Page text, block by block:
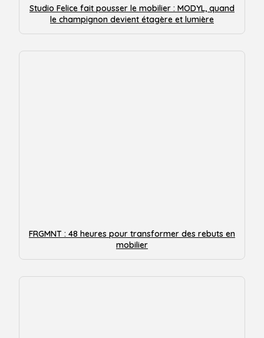
Studio Felice fait pousser le mobilier : MODYL, quand
le champignon devient étagère et lumière
FRGMNT : 48 heures pour transformer des rebuts en
mobilier